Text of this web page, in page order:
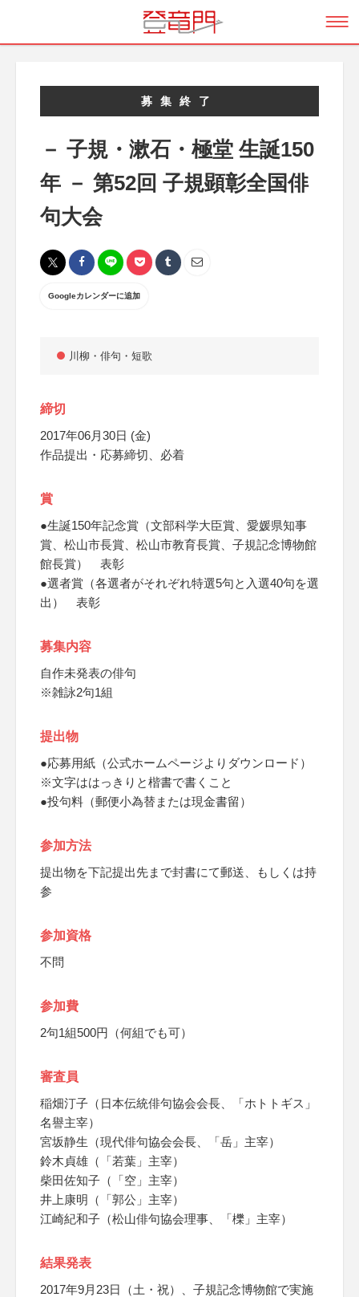
募集終了
－ 子規・漱石・極堂 生誕150
年 － 第52回 子規顕彰全国俳
句大会
Googleカレンダーに追加
川柳・俳句・短歌
締切
2017年06月30日 (金)
作品提出・応募締切、必着
賞
●生誕150年記念賞（文部科学大臣賞、愛媛県知事
賞、松山市長賞、松山市教育長賞、子規記念博物館
館長賞） 表彰
●選者賞（各選者がそれぞれ特選5句と入選40句を選
出） 表彰
募集内容
自作未発表の俳句
※雑詠2句1組
提出物
●応募用紙（公式ホームページよりダウンロード）
※文字ははっきりと楷書で書くこと
●投句料（郵便小為替または現金書留）
参加方法
提出物を下記提出先まで封書にて郵送、もしくは持
参
参加資格
不問
参加費
2句1組500円（何組でも可）
審査員
稲畑汀子（日本伝統俳句協会会長、「ホトトギス」
名譽主宰）
宮坂静生（現代俳句協会会長、「岳」主宰）
鈴木貞雄（「若葉」主宰）
柴田佐知子（「空」主宰）
井上康明（「郭公」主宰）
江崎紀和子（松山俳句協会理事、「櫟」主宰）
結果発表
2017年9月23日（土・祝）、子規記念博物館で実施